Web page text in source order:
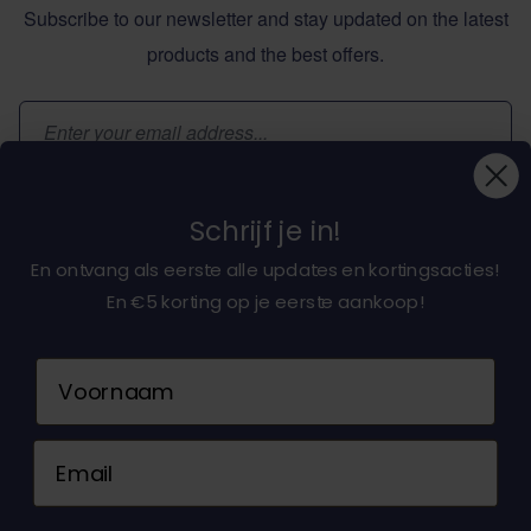
Subscribe to our newsletter and stay updated on the latest
products and the best offers.
Email Address
About dochorse.com
Customerservice
Contact us
Schrijf je in!
En ontvang als eerste alle updates en kortingsacties!
En €5 korting op je eerste aankoop!